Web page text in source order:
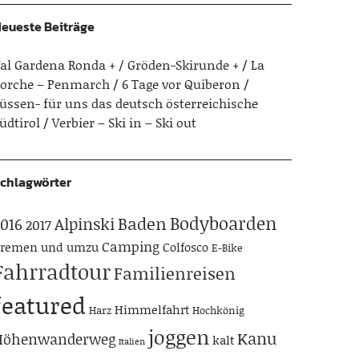
Beiträge
Gardena Ronda + / Gröden-Skirunde +
La
– Penmarch
6 Tage vor Quiberon
für uns das deutsch österreichische
Verbier – Ski in – Ski out
2017AlpinskiBaden Bodyboarden
und umzuCampingColfosco E-Bike
Familienreisen
Harz Himmelfahrt Hochkönig
Italien joggenkaltKanu